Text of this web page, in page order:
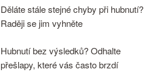
Děláte stále stejné chyby při hubnutí?
Raději se jim vyhněte
Hubnutí bez výsledků? Odhalte
přešlapy, které vás často brzdí